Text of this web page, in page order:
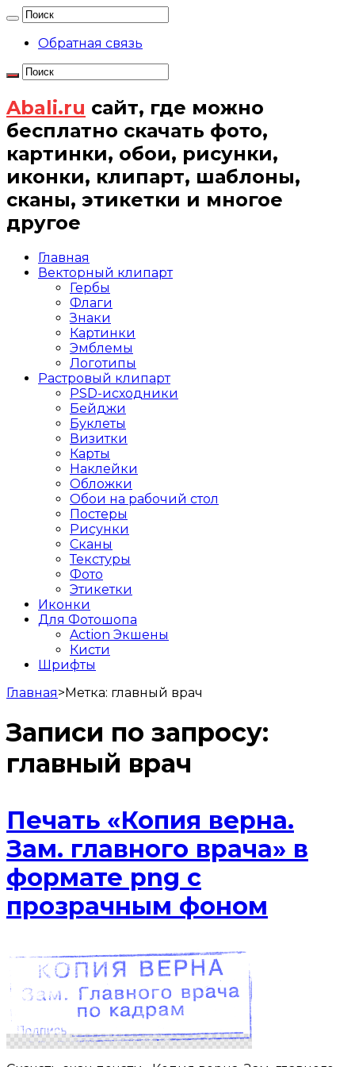
Обратная связь
Abali.ru сайт, где можно
бесплатно скачать фото,
картинки, обои, рисунки,
иконки, клипарт, шаблоны,
сканы, этикетки и многое
другое
Главная
Векторный клипарт
Гербы
Флаги
Знаки
Картинки
Эмблемы
Логотипы
Растровый клипарт
PSD-исходники
Бейджи
Буклеты
Визитки
Карты
Наклейки
Обложки
Обои на рабочий стол
Постеры
Рисунки
Сканы
Текстуры
Фото
Этикетки
Иконки
Для Фотошопа
Action Экшены
Кисти
Шрифты
Главная>Метка: главный врач
Записи по запросу:
главный врач
Печать «Копия верна.
Зам. главного врача» в
формате png с
прозрачным фоном